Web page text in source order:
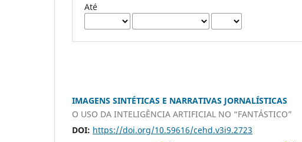
Até
IMAGENS SINTÉTICAS E NARRATIVAS JORNALÍSTICAS
O USO DA INTELIGÊNCIA ARTIFICIAL NO “FANTÁSTICO”
DOI: https://doi.org/10.59616/cehd.v3i9.2723